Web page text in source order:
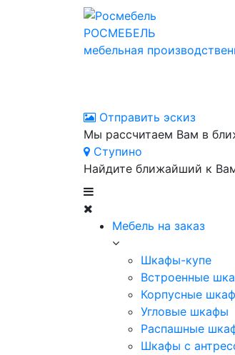
РОСМЕБЕЛЬ
мебельная
Отправить эскиз
Мы рассчитаем Вам в
Ступино
Найдите ближайший к
Мебель на заказ
Шкафы-купе
Встроенные
Корпусные
Угловые шкафы
Распашные
Шкафы с